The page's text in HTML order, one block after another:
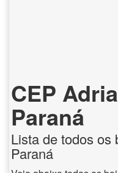
CEP
Paraná
Lista de todos os
Paraná